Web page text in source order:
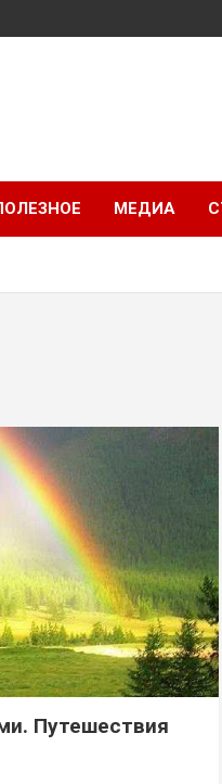
МЕДИА
Путешествия